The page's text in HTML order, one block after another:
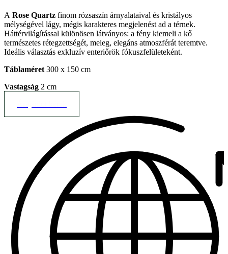
A Rose Quartz finom rózsaszín árnyalataival és kristályos
mélységével lágy, mégis karakteres megjelenést ad a térnek.
Háttérvilágítással különösen látványos: a fény kiemeli a kő
természetes rétegzettségét, meleg, elegáns atmoszférát teremtve.
Ideális választás exkluzív enteriőrök fókuszfelületeként.
Táblaméret 300 x 150 cm
Vastagság 2 cm